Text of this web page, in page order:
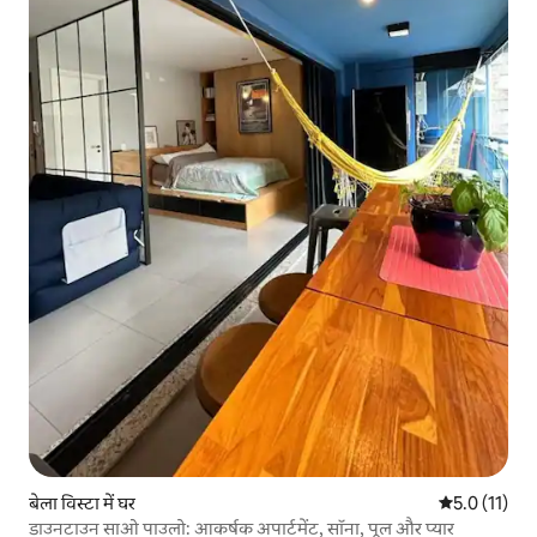
बेला विस्टा में घर औसत रेटिंग 5
5.0 (11)
डाउनटाउन साओ पाउलो: आकर्षक अपार्टमेंट, सॉना, पूल और प्यार